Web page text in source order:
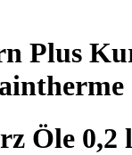
Plus
Öle 0,2 l